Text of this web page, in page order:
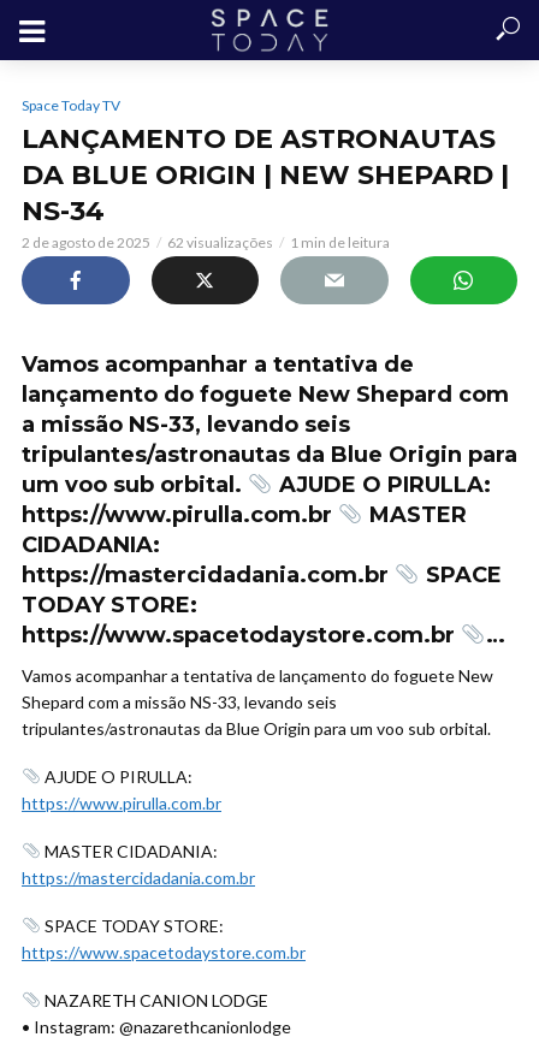
Space Today TV
LANÇAMENTO DE ASTRONAUTAS
DA BLUE ORIGIN | NEW SHEPARD |
NS-34
2 de agosto de 2025 62 visualizações 1 min de leitura
Vamos acompanhar a tentativa de
lançamento do foguete New Shepard com
a missão NS-33, levando seis
tripulantes/astronautas da Blue Origin para
um voo sub orbital.
AJUDE O PIRULLA:
https://www.pirulla.com.br
MASTER
CIDADANIA:
https://mastercidadania.com.br
SPACE
TODAY STORE:
https://www.spacetodaystore.com.br
…
Vamos acompanhar a tentativa de lançamento do foguete New
Shepard com a missão NS-33, levando seis
tripulantes/astronautas da Blue Origin para um voo sub orbital.
AJUDE O PIRULLA:
https://www.pirulla.com.br
MASTER CIDADANIA:
https://mastercidadania.com.br
SPACE TODAY STORE:
https://www.spacetodaystore.com.br
NAZARETH CANION LODGE
• Instagram: @nazarethcanionlodge